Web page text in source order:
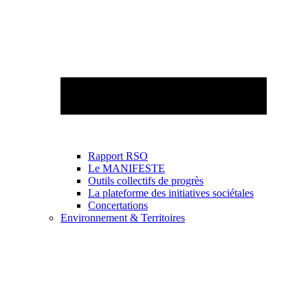
Rapport RSO
Le MANIFESTE
Outils collectifs de progrès
La plateforme des initiatives sociétales
Concertations
Environnement & Territoires